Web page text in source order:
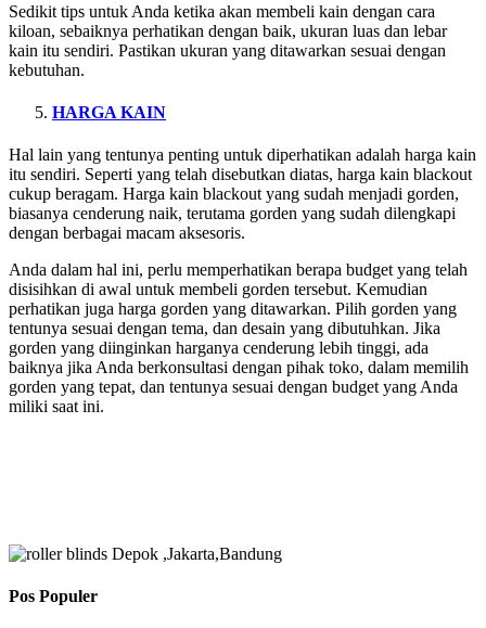
Sedikit tips untuk Anda ketika akan membeli kain dengan cara
kiloan, sebaiknya perhatikan dengan baik, ukuran luas dan lebar
kain itu sendiri. Pastikan ukuran yang ditawarkan sesuai dengan
kebutuhan.
HARGA KAIN
Hal lain yang tentunya penting untuk diperhatikan adalah harga kain
itu sendiri. Seperti yang telah disebutkan diatas, harga kain blackout
cukup beragam. Harga kain blackout yang sudah menjadi gorden,
biasanya cenderung naik, terutama gorden yang sudah dilengkapi
dengan berbagai macam aksesoris.
Anda dalam hal ini, perlu memperhatikan berapa budget yang telah
disisihkan di awal untuk membeli gorden tersebut. Kemudian
perhatikan juga harga gorden yang ditawarkan. Pilih gorden yang
tentunya sesuai dengan tema, dan desain yang dibutuhkan. Jika
gorden yang diinginkan harganya cenderung lebih tinggi, ada
baiknya jika Anda berkonsultasi dengan pihak toko, dalam memilih
gorden yang tepat, dan tentunya sesuai dengan budget yang Anda
miliki saat ini.
Pos Populer